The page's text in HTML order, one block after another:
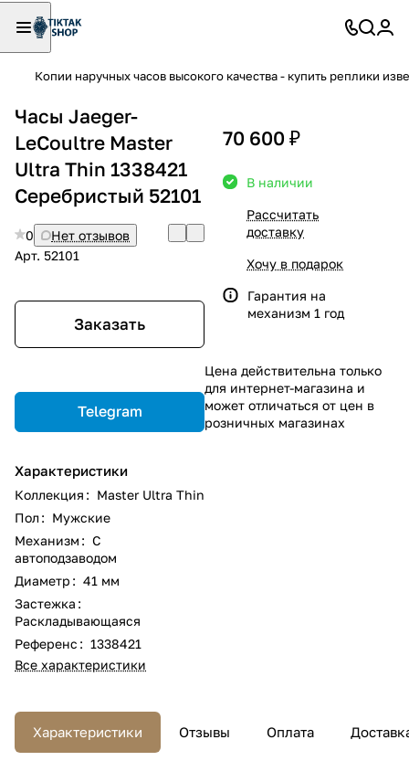
Копии наручных часов высокого качества - купить реплики
Часы Jaeger-
LeCoultre Master
Ultra Thin 1338421
Серебристый 52101
0
Нет отзывов
Арт. 52101
Заказать
Telegram
Характеристики
Коллекция : Master Ultra Thin
Пол : Мужские
Механизм : С
автоподзаводом
Диаметр : 41 мм
Застежка :
Раскладывающаяся
Референс : 1338421
Все характеристики
70 600 ₽
В наличии
Рассчитать
доставку
Хочу в подарок
Гарантия на
механизм 1 год
Цена действительна только
для интернет-магазина и
может отличаться от цен в
розничных магазинах
Характеристики Отзывы Оплата